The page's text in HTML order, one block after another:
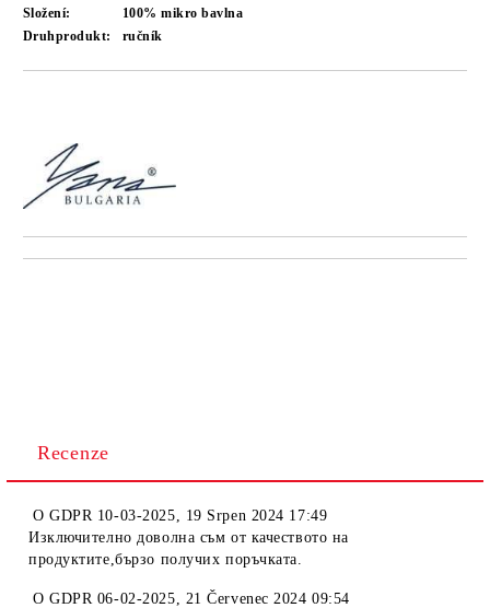
Složení:
100% mikro bavlna
Druhprodukt:
ručník
Recenze
OGDPR 10-03-2025, 19 Srpen 2024 17:49
Изключително доволна съм от качеството на
продуктите,бързо получих поръчката.
OGDPR 06-02-2025, 21 Červenec 2024 09:54